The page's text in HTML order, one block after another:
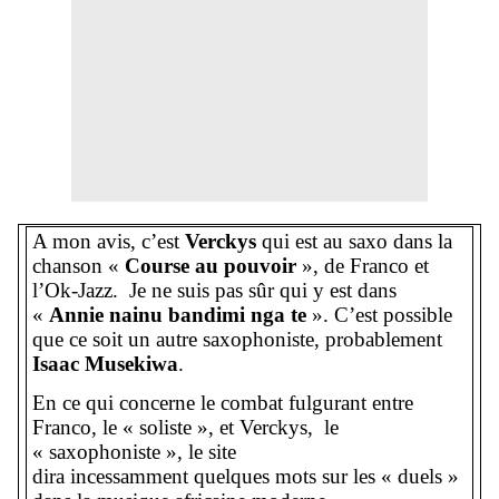
A mon avis, c’estVerckys qui est au saxo dans la
chanson « Course au pouvoir », de Franco et
l’Ok-Jazz. Je ne suis pas sûr qui y est dans
« Annie nainu bandimi nga te ». C’est possible
que ce soit un autre saxophoniste, probablement
Isaac Musekiwa.
En ce qui concerne le combat fulgurant entre
Franco, le « soliste », et Verckys, le
« saxophoniste », le site
dira incessamment quelques mots sur les « duels »